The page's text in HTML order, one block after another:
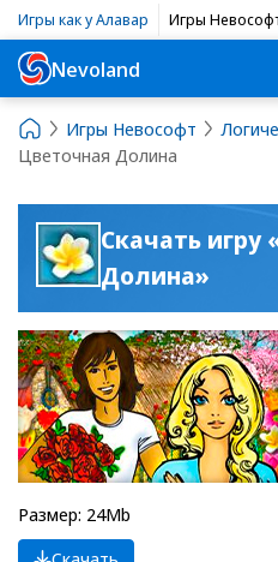
Игры как у Алавар Игры
Nevoland
Игры Невософт
Цветочная Долина
Скачать игру
Долина»
Размер: 24Mb